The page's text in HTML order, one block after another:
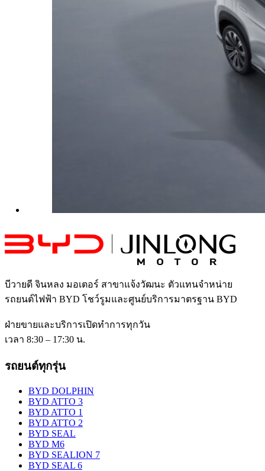
บีวายดี จินหลง มอเตอร์ สาขาแจ้งวัฒนะ ตัวแทนจำหน่าย
รถยนต์ไฟฟ้า BYD โชว์รูมและศูนย์บริการมาตรฐาน BYD
ฝ่ายขายและบริการเปิดทำการทุกวัน
เวลา 8:30 – 17:30 น.
รถยนต์ทุกรุ่น
BYD DOLPHIN
BYD ATTO 3
BYD ATTO 1
BYD ATTO 2
BYD SEAL
BYD M6
BYD SEALION 7
BYD SEAL 6